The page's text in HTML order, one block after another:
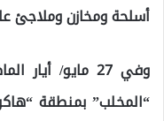
أسلحة ومخازن وملاجئ
وفي 27 مايو/
“المخلب” بمنطقة